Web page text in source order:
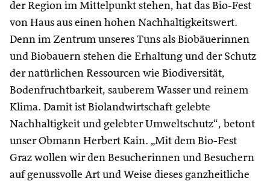
der Region im Mittelpunkt stehen, hat das Bio-Fest
von Haus aus einen hohen Nachhaltigkeitswert.
Denn im Zentrum unseres Tuns als Biobäuerinnen
und Biobauern stehen die Erhaltung und der Schutz
der natürlichen Ressourcen wie Biodiversität,
Bodenfruchtbarkeit, sauberem Wasser und reinem
Klima. Damit ist Biolandwirtschaft gelebte
Nachhaltigkeit und gelebter Umweltschutz“, betont
unser Obmann Herbert Kain. „Mit dem Bio-Fest
Graz wollen wir den Besucherinnen und Besuchern
auf genussvolle Art und Weise dieses ganzheitliche